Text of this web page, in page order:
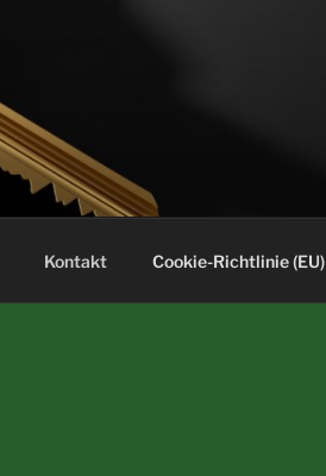
Kontakt Cookie-Richtlinie (EU)